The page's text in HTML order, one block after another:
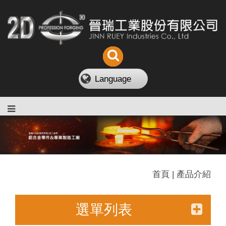
Language
首頁 | 產品介紹
選單列表